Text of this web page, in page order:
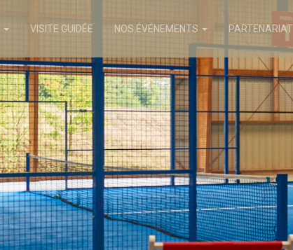
VISITE GUIDÉE NOS ÉVÉNEMENTS PARTENARIAT